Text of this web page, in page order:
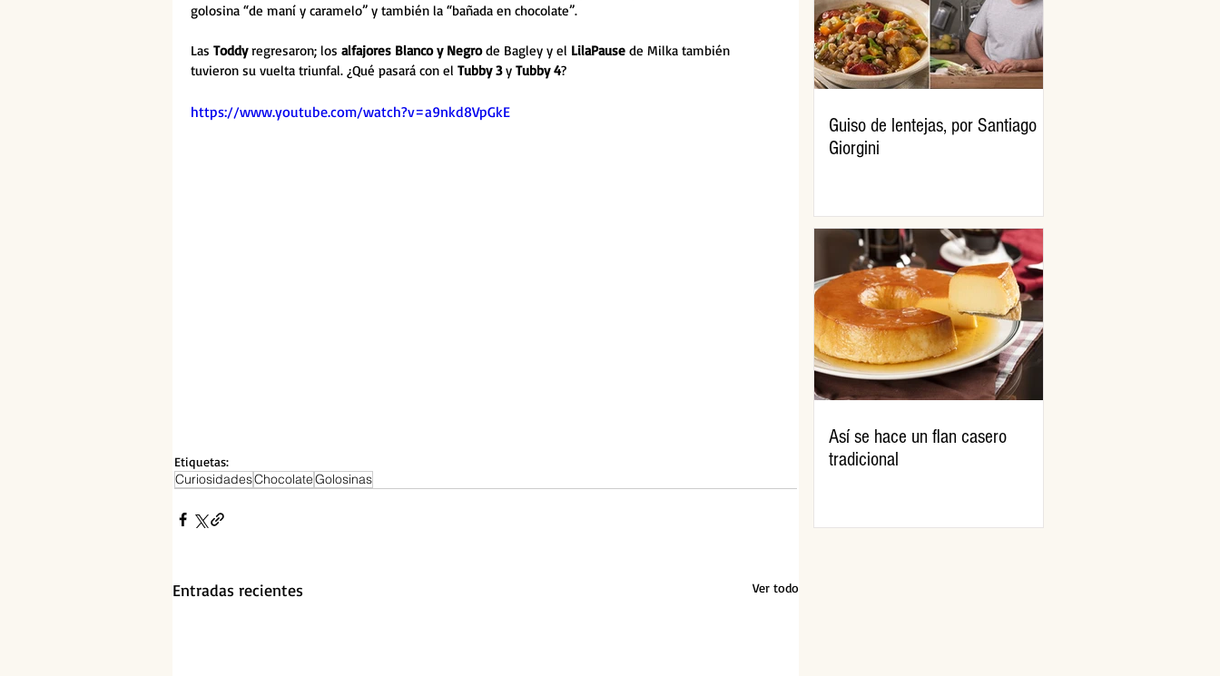
golosina “de maní y caramelo” y también la “bañada en chocolate”.
Las Toddy regresaron; los alfajores Blanco y Negro de Bagley y el LilaPause de Milka también
tuvieron su vuelta triunfal. ¿Qué pasará con el Tubby 3 y Tubby 4?
https://www.youtube.com/watch?v=a9nkd8VpGkE
Etiquetas:
CuriosidadesChocolateGolosinas
Entradas recientes Ver todo
Guiso de lentejas, por Santiago
Giorgini
Así se hace un flan casero
tradicional